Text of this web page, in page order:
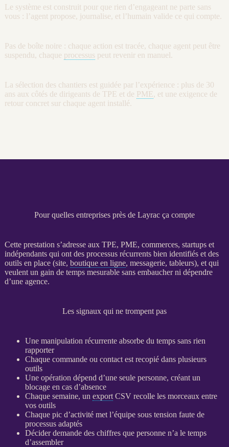
Le système est construit pour que rien d’engageant ne parte sans
vous : l’agent propose, journalise, et l’humain valide ce qui compte.
Pas de boîte noire : chaque action est tracée, chaque agent peut être
suspendu, chaque processus peut revenir en manuel.
La sélection des chantiers est guidée par l’expérience : plus de 30
ans aux côtés de dirigeants de TPE et de PME, et une exigence de
retour concret sur chaque agent installé.
Pour quelles entreprises près de Layrac ça compte
Cette prestation s’adresse aux TPE, PME, commerces, startups et
indépendants qui ont des processusrécurrents bien identifiés et des
outils en place (site, boutique en ligne, messagerie, tableurs), et qui
veulent un gain de temps mesurable sans embaucher ni dépendre
d’une agence.
Les signaux qui ne trompent pas
Une manipulation récurrente absorbe du temps sans rien
rapporter
Chaque commande ou contact est recopié dans plusieurs
outils
Une opération dépend d’une seule personne, créant un
blocage en cas d’absence
Chaque semaine, un exportCSV recolle les morceaux entre
vos outils
Chaque pic d’activité met l’équipe sous tension faute de
processusadaptés
Décider demande des chiffres que personne n’a le temps
d’assembler